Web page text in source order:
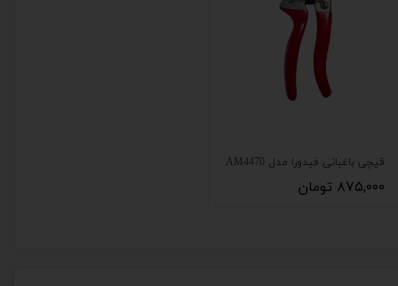
قیچی باغبانی فیدورا مدل AM4470
۸۷۵,۰۰۰ تومان